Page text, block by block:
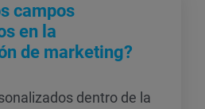
campos
en la
de marketing?
dentro de la